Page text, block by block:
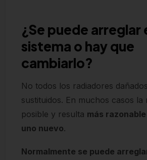
¿Se puede arreglar
sistema o hay que
cambiarlo?
No todos los radiadores
sustituidos. En muchos casos la
posible y resulta más
uno nuevo.
Normalmente se puede